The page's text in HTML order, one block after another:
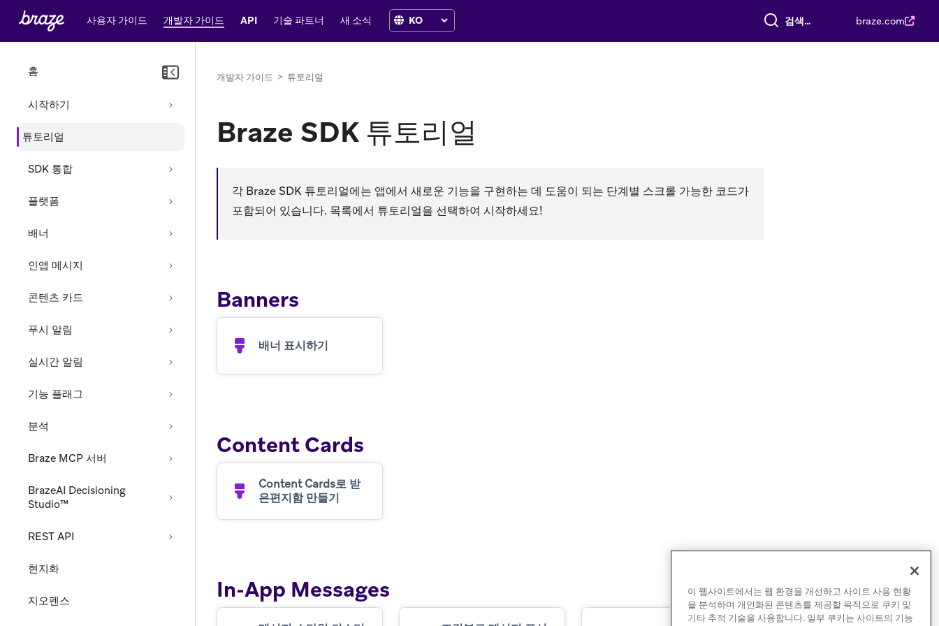
사용자 가이드 개발자 가이드 API 기술 파트너 새 소식 전체 검색 braze.com
홈
시작하기
튜토리얼
SDK 통합
플랫폼
배너
인앱 메시지
콘텐츠 카드
푸시 알림
실시간 알림
기능 플래그
분석
Braze MCP 서버
BrazeAI Decisioning
Studio™
REST API
현지화
지오펜스
개발자 가이드 > 튜토리얼
Braze SDK 튜토리얼
각 Braze SDK 튜토리얼에는 앱에서 새로운 기능을 구현하는 데 도움이 되는 단계별 스크롤 가능한 코드가
포함되어 있습니다. 목록에서 튜토리얼을 선택하여 시작하세요!
Banners
배너 표시하기
Content Cards
Content Cards로 받
은편지함 만들기
In-App Messages
이 웹사이트에서는 웹 환경을 개선하고 사이트 사용 현황
을 분석하며 개인화된 콘텐츠를 제공할 목적으로 쿠키 및
기타 추적 기술을 사용합니다. 일부 쿠키는 사이트의 기능